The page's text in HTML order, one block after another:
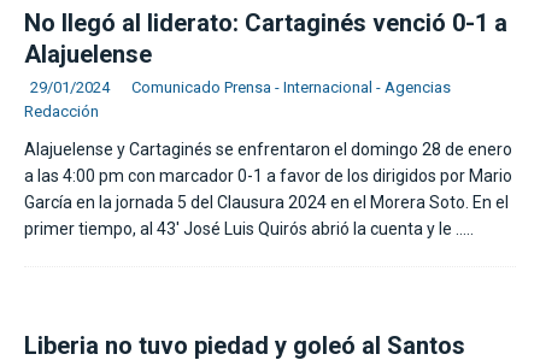
No llegó al liderato: Cartaginés venció 0-1 a
Alajuelense
29/01/2024
Comunicado Prensa - Internacional - Agencias
Redacción
Alajuelense y Cartaginés se enfrentaron el domingo 28 de enero
a las 4:00 pm con marcador 0-1 a favor de los dirigidos por Mario
García en la jornada 5 del Clausura 2024 en el Morera Soto. En el
primer tiempo, al 43′ José Luis Quirós abrió la cuenta y le
Liberia no tuvo piedad y goleó al Santos